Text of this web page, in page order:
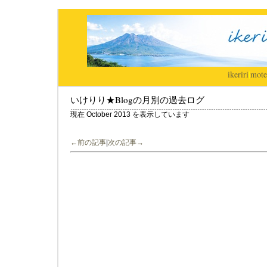
ikeriri|
いけりり★Blogの月別の過去ログ
現在 October 2013 を表示しています
←前の記事 次の記事→